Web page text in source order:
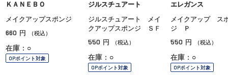
ＫＡＮＥＢＯ
メイクアップスポンジ
660 円 （税込）
在庫：○
OPポイント対象
ジルスチュアート
ジルスチュアート メイ
クアップスポンジ ＳＦ
550 円 （税込）
在庫：○
OPポイント対象
エレガンス
メイクアップ ス
ジ Ｐ
550 円 （税込）
在庫：○
OPポイント対象